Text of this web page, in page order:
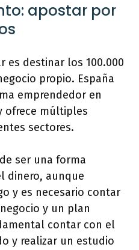
apostar por
es destinar los 100.000
propio. España
emprendedor en
ofrece múltiples
sectores.
ser una forma
dinero, aunque
y es necesario contar
y un plan
contar con el
y realizar un estudio